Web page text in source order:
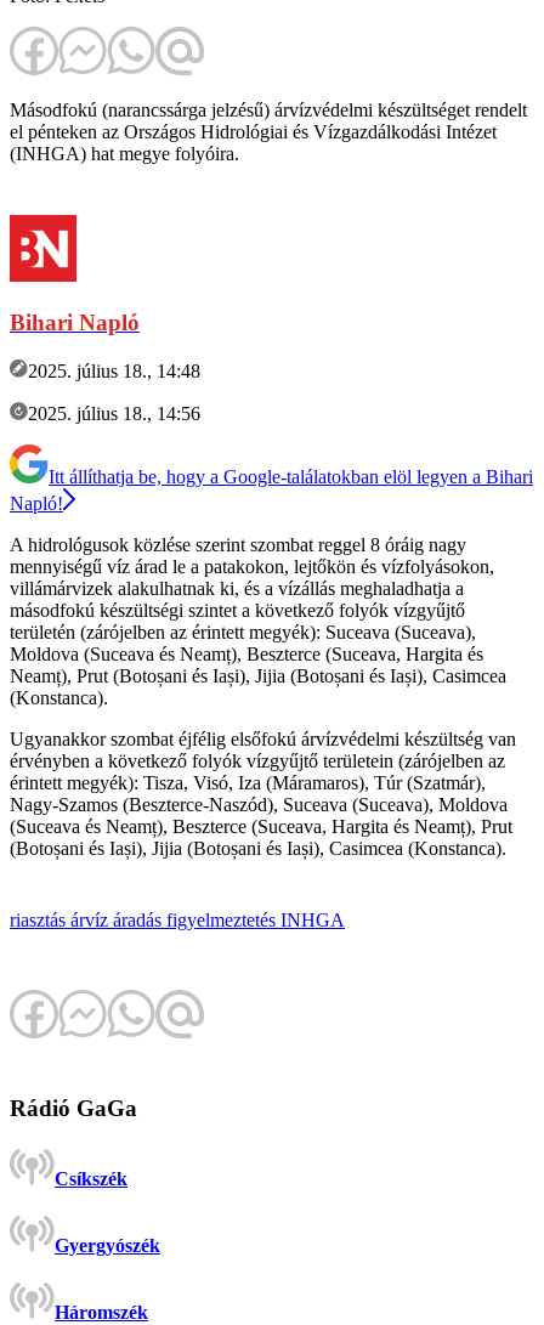
Másodfokú (narancssárga jelzésű) árvízvédelmi készültséget rendelt
el pénteken az Országos Hidrológiai és Vízgazdálkodási Intézet
(INHGA) hat megye folyóira.
Bihari Napló
2025. július 18., 14:48
2025. július 18., 14:56
Itt állíthatja be, hogy a Google-találatokban elöl legyen a Bihari
Napló!
A hidrológusok közlése szerint szombat reggel 8 óráig nagy
mennyiségű víz árad le a patakokon, lejtőkön és vízfolyásokon,
villámárvizek alakulhatnak ki, és a vízállás meghaladhatja a
másodfokú készültségi szintet a következő folyók vízgyűjtő
területén (zárójelben az érintett megyék): Suceava (Suceava),
Moldova (Suceava és Neamț), Beszterce (Suceava, Hargita és
Neamț), Prut (Botoșani és Iași), Jijia (Botoșani és Iași), Casimcea
(Konstanca).
Ugyanakkor szombat éjfélig elsőfokú árvízvédelmi készültség van
érvényben a következő folyók vízgyűjtő területein (zárójelben az
érintett megyék): Tisza, Visó, Iza (Máramaros), Túr (Szatmár),
Nagy-Szamos (Beszterce-Naszód), Suceava (Suceava), Moldova
(Suceava és Neamț), Beszterce (Suceava, Hargita és Neamț), Prut
(Botoșani és Iași), Jijia (Botoșani és Iași), Casimcea (Konstanca).
riasztás árvíz áradás figyelmeztetés INHGA
Rádió GaGa
Csíkszék
Gyergyószék
Háromszék